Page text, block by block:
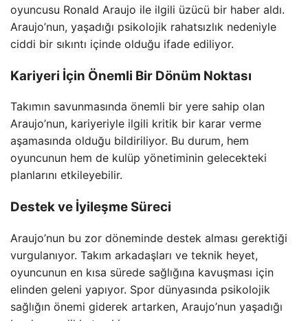
oyuncusu Ronald Araujo ile ilgili üzücü bir haber aldı.
Araujo’nun, yaşadığı psikolojik rahatsızlık nedeniyle
ciddi bir sıkıntı içinde olduğu ifade ediliyor.
Kariyeri İçin Önemli Bir Dönüm Noktası
Takımın savunmasında önemli bir yere sahip olan
Araujo’nun, kariyeriyle ilgili kritik bir karar verme
aşamasında olduğu bildiriliyor. Bu durum, hem
oyuncunun hem de kulüp yönetiminin gelecekteki
planlarını etkileyebilir.
Destek ve İyileşme Süreci
Araujo’nun bu zor döneminde destek alması gerektiği
vurgulanıyor. Takım arkadaşları ve teknik heyet,
oyuncunun en kısa sürede sağlığına kavuşması için
elinden geleni yapıyor. Spor dünyasında psikolojik
sağlığın önemi giderek artarken, Araujo’nun yaşadığı